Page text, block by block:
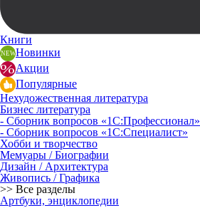
Книги
Новинки
Акции
Популярные
Нехудожественная литература
Бизнес литература
- Сборник вопросов «1С:Профессионал»
- Сборник вопросов «1С:Специалист»
Хобби и творчество
Мемуары / Биографии
Дизайн / Архитектура
Живопись / Графика
>> Все разделы
Артбуки, энциклопедии